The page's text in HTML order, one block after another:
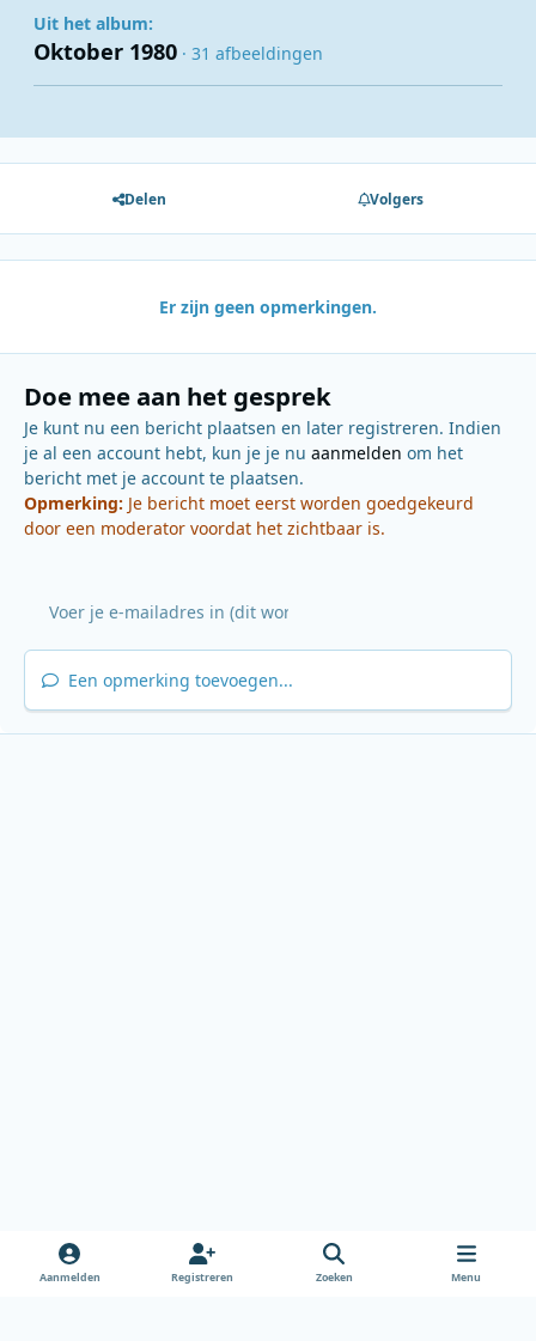
Uit het album:
Oktober 1980 · 31 afbeeldingen
Delen Volgers
Er zijn geen opmerkingen.
Doe mee aan het gesprek
Je kunt nu een bericht plaatsen en later registreren. Indien
je al een account hebt, kun je je nu aanmelden om het
bericht met je account te plaatsen.
Opmerking: Je bericht moet eerst worden goedgekeurd
door een moderator voordat het zichtbaar is.
Een opmerking toevoegen...
Aanmelden Registreren Zoeken Menu